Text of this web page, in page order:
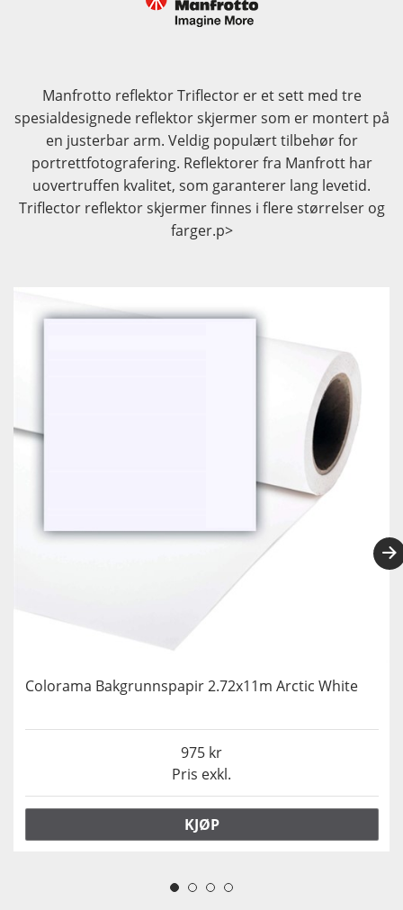
Manfrotto reflektor Triflector er et sett med tre
spesialdesignede reflektor skjermer som er montert på
en justerbar arm. Veldig populært tilbehør for
portrettfotografering. Reflektorer fra Manfrott har
uovertruffen kvalitet, som garanterer lang levetid.
Triflector reflektor skjermer finnes i flere størrelser og
farger.p>
Colorama Bakgrunnspapir 2.72x11m Arctic White
Pris exkl.
975
KJØP